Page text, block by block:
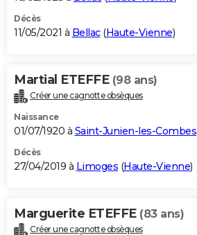
S'inscrire
Se connecter
Lycées
Collèges
Primaires
Universités
Entreprises
Service militaire
Avis de recherche
AVIS DE DÉCÈS
Bricolage
Lifestyle
Culture
Sport
Auto
Television
Voyage
Cinema
Décès
11/05/2021 à Bellac(Haute-Vienne)
Martial ETEFFE (98 ans)
Créer une cagnotte obsèques
Naissance
01/07/1920 à Saint-Junien-les-Combes
Décès
27/04/2019 à Limoges (Haute-Vienne)
Marguerite ETEFFE (83 ans)
Créer une cagnotte obsèques